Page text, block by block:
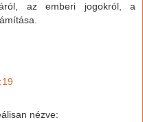
az emberi jogokról, a
nézve: